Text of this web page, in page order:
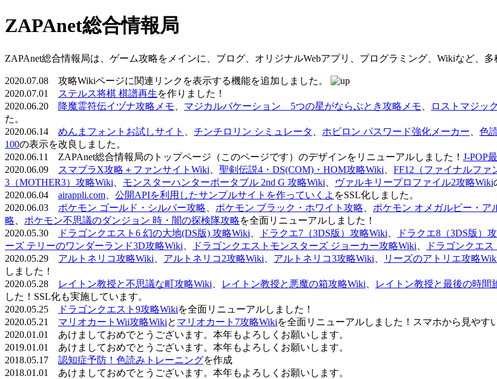
ZAPAnet総合情報局
ZAPAnet総合情報局は、ゲーム攻略をメインに、ブログ、オリジナルWebアプリ、プログラミング、Wikiなど、
2020.07.08 攻略Wikiページに関連リンクを表示する機能を追加しました。
2020.07.01
ステルス将棋 棋譜再生を作りました！
2020.06.20
降魔霊符伝イヅナ攻略メモ マジカルバケーション 5つの星がならぶとき攻略メモ ロストマジッ
た。
2020.06.14 めんまフォントお試しサイト チンチロリン シミュレータ ホビロン パスワード強化メーカー 色
100の表示を改良しました。
2020.06.11 ZAPAnet総合情報局のトップページ（このページです）のデザインをリニューアルしました！ J-POP
2020.06.09
スマブラX攻略＋ファンサイトWiki 聖剣伝説4・DS(COM)・HOM攻略Wiki FF12（ファイナルファ
3（MOTHER3）攻略Wiki
モンスターハンターポータブル 2nd G 攻略Wiki ヴァルキリープロファイル2攻略Wiki
2020.06.04 airappli.com 公開APIを利用したサンプルサイトを作っていくよ をSSL化しました。
2020.06.03 ポケモン ゴールド・シルバー攻略 ポケモン ブラック・ホワイト攻略 ポケモン オメガルビー・ア
略
ポケモン不思議のダンジョン 時・闇の探検隊攻略を全面リニューアルしました！
2020.05.30
ドラゴンクエスト6 幻の大地(DS版) 攻略Wiki ドラクエ7（3DS版）攻略Wiki ドラクエ8（3DS版）
ーズ テリーのワンダーランド3D攻略Wiki
ドラゴンクエストモンスターズ ジョーカー攻略Wiki ドラゴンクエ
2020.05.29 アルトネリコ攻略Wiki アルトネリコ2攻略Wiki アルトネリコ3攻略Wiki リーズのアトリエ攻略
しました！
2020.05.28
レイトン教授と不思議な町攻略Wiki レイトン教授と悪魔の箱攻略Wiki レイトン教授と最後の時間
した！SSL化も実施しています。
2020.05.25
ドラゴンクエスト9攻略Wikiを全面リニューアルしました！
2020.05.21 マリオカートWii攻略Wikiと マリオカート7攻略Wikiを全面リニューアルしました！スマホから見やす
2020.01.01 あけましておめでとうございます。本年もよろしくお願いします。
2019.01.01 あけましておめでとうございます。本年もよろしくお願いします。
2018.05.17 認知症予防！色読みトレーニングを作成
2018.01.01 あけましておめでとうございます。本年もよろしくお願いします。